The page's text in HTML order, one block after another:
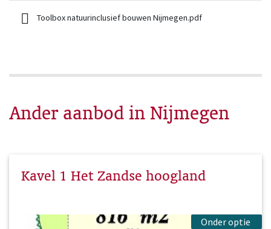
Toolbox natuurinclusief bouwen Nijmegen.pdf
Ander aanbod in Nijmegen
Kavel 1 Het Zandse hoogland
Onder optie